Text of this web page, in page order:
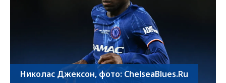
Николас Джексон, фото: ChelseaBlues.Ru